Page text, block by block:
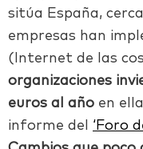
sitúa España,
empresas han
(Internet de las
organizaciones
euros al año en
informe del ‘Foro